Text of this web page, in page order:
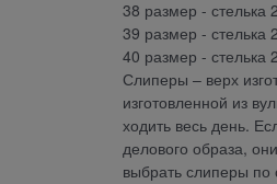
38 размер - стелька
39 размер - стелька
40 размер - стелька
Слиперы – верх
изготовленной из
ходить весь день.
делового образа,
выбрать слиперы по